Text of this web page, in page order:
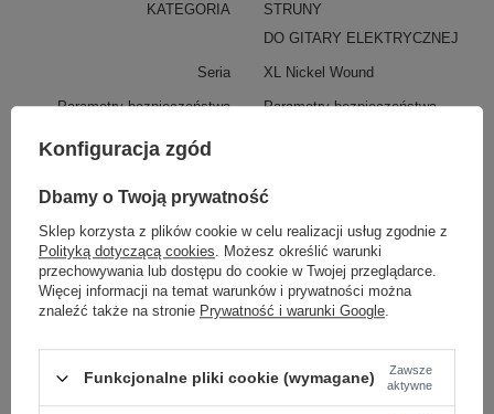
KATEGORIA
STRUNY
DO GITARY ELEKTRYCZNEJ
Seria XL Nickel Wound
Parametry bezpieczeństwa Parametry bezpieczeństwa
Może potrzebujesz tego do gitary
OKAZJA
D'Addario PW-VG-01 VARIGRIP Urządzenie do
ćwiczenia palców
Najniższa cena z 30 dni przed obniżką:69,84 zł +5%
Cena regularna:
75,80 zł -3%
OKAZJA
Konfiguracja zgód
Dbamy o Twoją prywatność
Sklep korzysta z plików cookie w celu realizacji usług zgodnie z
Polityką dotyczącą cookies. Możesz określić warunki
przechowywania lub dostępu do cookie w Twojej przeglądarce.
Więcej informacji na temat warunków i prywatności można
znaleźć także na stronie Prywatność i warunki Google.
Funkcjonalne pliki cookie (wymagane)
Zawsze
aktywne